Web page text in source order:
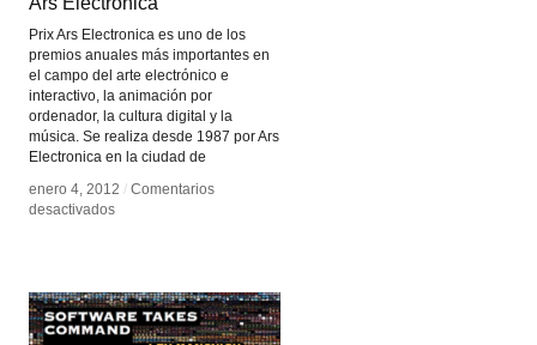
Prix Ars Electronica es uno de los
premios anuales más importantes en
el campo del arte electrónico e
interactivo, la animación por
ordenador, la cultura digital y la
música. Se realiza desde 1987 por Ars
Electronica en la ciudad de
enero 4, 2012 / Comentarios
desactivadosen
enero 4, 2012 / Comentarios
desactivadosen